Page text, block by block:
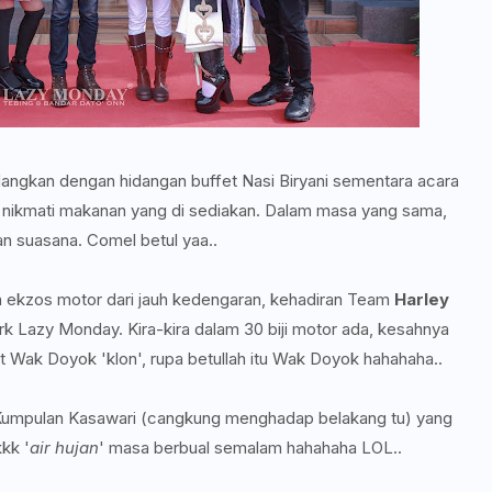
dengan hidangan buffet Nasi Biryani sementara acara
makanan yang di sediakan. Dalam masa yang sama,
suasana. Comel betul yaa..
motor dari jauh kedengaran, kehadiran Team Harley
Lazy Monday. Kira-kira dalam 30 biji motor ada, kesahnya
Doyok 'klon', rupa betullah itu Wak Doyok hahahaha..
Kasawari (cangkung menghadap belakang tu) yang
'air hujan' masa berbual semalam hahahaha LOL..